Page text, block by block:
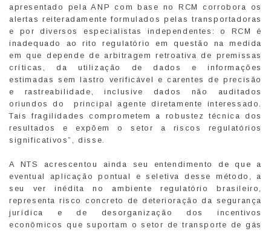
apresentado pela ANP com base no RCM corrobora os
alertas reiteradamente formulados pelas transportadoras
e por diversos especialistas independentes: o RCM é
inadequado ao rito regulatório em questão na medida
em que depende de arbitragem retroativa de premissas
críticas, da utilização de dados e informações
estimadas sem lastro verificável e carentes de precisão
e rastreabilidade, inclusive dados não auditados
oriundos do principal agente diretamente interessado.
Tais fragilidades comprometem a robustez técnica dos
resultados e expõem o setor a riscos regulatórios
significativos”, disse.
A NTS acrescentou ainda seu entendimento de que a
eventual aplicação pontual e seletiva desse método, a
seu ver inédita no ambiente regulatório brasileiro,
representa risco concreto de deterioração da segurança
jurídica e de desorganização dos incentivos
econômicos que suportam o setor de transporte de gás